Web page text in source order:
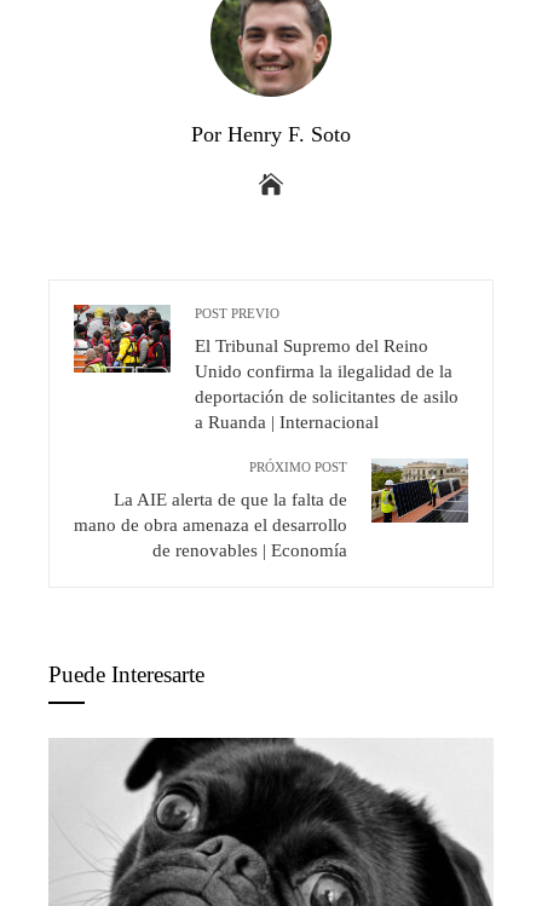
Por Henry F. Soto
POST PREVIO
El Tribunal Supremo del Reino
Unido confirma la ilegalidad de la
deportación de solicitantes de asilo
a Ruanda | Internacional
PRÓXIMO POST
La AIE alerta de que la falta de
mano de obra amenaza el desarrollo
de renovables | Economía
Puede Interesarte